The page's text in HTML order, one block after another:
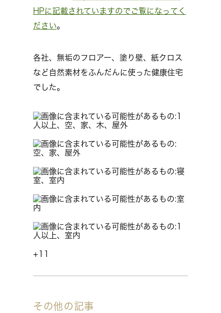
HPに記載されていますのでご覧になってく
ださい。
各社、無垢のフロアー、塗り壁、紙クロス
など自然素材をふんだんに使った健康住宅
でした。
+11
その他の記事